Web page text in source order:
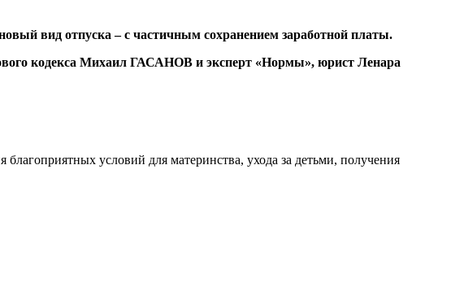
вид отпуска – с частичным сохранением заработной платы.
кодекса Михаил ГАСАНОВ и эксперт «Нормы», юрист Ленара
условий для материнства, ухода за детьми, получения